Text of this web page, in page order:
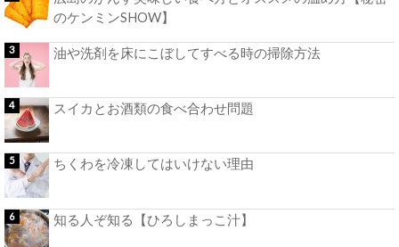
のケンミンSHOW】
油や洗剤を床にこぼしてすべる時の掃除方法
スイカとお酒類の食べ合わせ問題
ちくわを冷凍してはいけない理由
知る人ぞ知る【ひろしまっこ汁】